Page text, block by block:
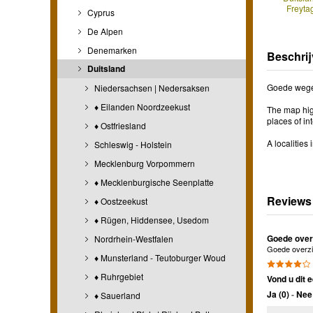
Cyprus
De Alpen
Denemarken
Duitsland
Niedersachsen | Nedersaksen
♦ Eilanden Noordzeekust
♦ Ostfriesland
Schleswig - Holstein
Mecklenburg Vorpommern
♦ Mecklenburgische Seenplatte
♦ Oostzeekust
♦ Rügen, Hiddensee, Usedom
Nordrhein-Westfalen
♦ Munsterland - Teutoburger Woud
♦ Ruhrgebiet
♦ Sauerland
Goede
The map
places of
A localities
Reviews
Goede
Goede
Vond u dit
Ja (0)-